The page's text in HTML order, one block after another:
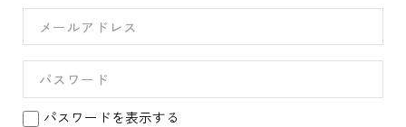
パスワードを表示する